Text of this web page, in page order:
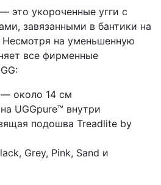
— это укороченные угги с
завязанными в бантики на
Несмотря на уменьшенную
все фирменные
около 14 см
UGGpure™ внутри
подошва Treadlite by
Grey, Pink, Sand и